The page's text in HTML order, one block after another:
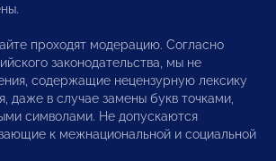
проходят модерацию. Согласно
законодательства, мы не
содержащие нецензурную лексику
даже в случае замены букв точками,
символами. Не допускаются
к межнациональной и социальной